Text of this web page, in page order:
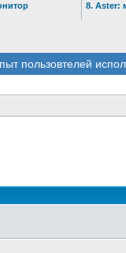
8. Aster:
пользовтелей
поиск